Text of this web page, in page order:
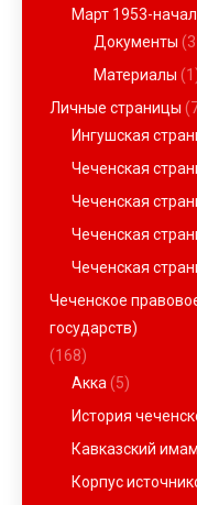
Март 1953-
Документы
Материалы
Личные страницы
Ингушская
Чеченская
Чеченская
Чеченская
Чеченская
Чеченское
государств)
(168)
Акка (5)
История
Кавказский
Корпус